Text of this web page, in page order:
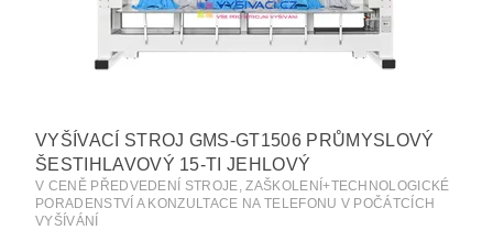
VYŠÍVACÍ STROJ GMS-GT1506 PRŮMYSLOVÝ
ŠESTIHLAVOVÝ 15-TI JEHLOVÝ
V CENĚ PŘEDVEDENÍ STROJE, ZAŠKOLENÍ+TECHNOLOGICKÉ
PORADENSTVÍ A KONZULTACE NA TELEFONU V POČÁTCÍCH
VYŠÍVÁNÍ